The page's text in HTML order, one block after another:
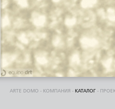
ARTE DOMO - КОМПАНИЯ - КАТАЛОГ -